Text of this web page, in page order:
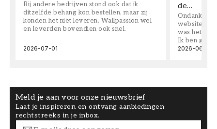
Bij andere bedrijven stond ook dat ik
ditzelfde behang kon bestellen, maar zij
konden het niet leveren. Wallpassion wel
en leverden bovendien ook snel.
2026-07-01
de…
Ondanks
website
was het
Ik ben
2026-06-08
Meld je aan voor onze nieuwsbrief
Laat je inspireren en ontvang aanbiedingen
rechtstreeks in je inbox.